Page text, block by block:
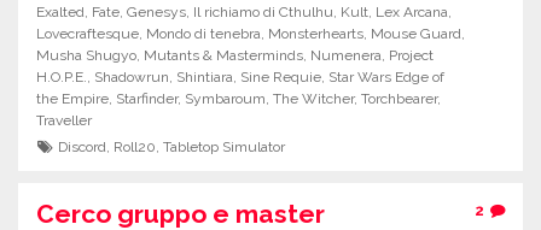
Exalted, Fate, Genesys, Il richiamo di Cthulhu, Kult, Lex Arcana,
Lovecraftesque, Mondo di tenebra, Monsterhearts, Mouse Guard,
Musha Shugyo, Mutants & Masterminds, Numenera, Project
H.O.P.E., Shadowrun, Shintiara, Sine Requie, Star Wars Edge of
the Empire, Starfinder, Symbaroum, The Witcher, Torchbearer,
Traveller
Discord, Roll20,Tabletop Simulator
Cerco gruppo e master 2